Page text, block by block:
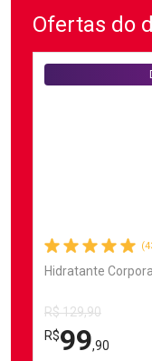
Ofertas do
Hidratante
R$ 129,90
R$99,90